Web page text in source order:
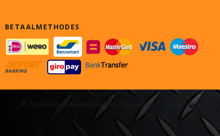
BETAALMETHODES
© 2026 www.onderdelen4x4.nl - Powered by Shoppagina.nl